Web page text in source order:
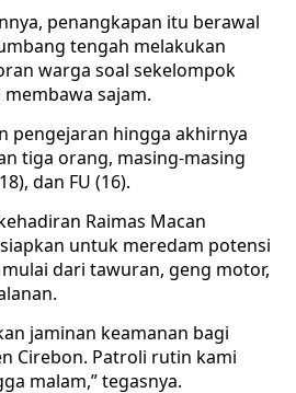
penangkapan itu berawal
tengah melakukan
warga soal sekelompok
sajam.
pengejaran hingga akhirnya
tiga orang, masing-masing
dan FU (16).
Raimas Macan
untuk meredam potensi
dari tawuran, geng motor,
jaminan keamanan bagi
Cirebon. Patroli rutin kami
malam,” tegasnya.